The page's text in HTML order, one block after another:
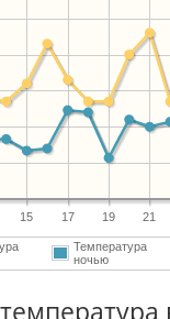
15 17 19 21
Температура
ночью